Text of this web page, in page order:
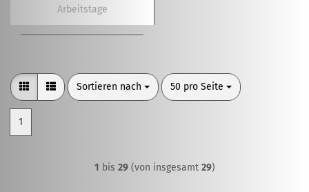
Arbeitstage
Sortieren nach
Sortieren nach 50 pro Seite
pro Seite
1
1 bis 29(von insgesamt 29)